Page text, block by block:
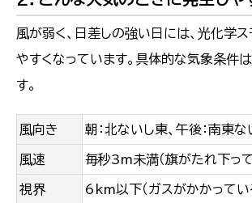
風が弱く、日差しの強い日には、光化学
やすくなっています。具体的な気象条件
す。
風向き 朝：北ないし東、午後：南東
風速 毎秒3m未満（旗がたれ下っ
視界 6km以下（ガスがかかってい